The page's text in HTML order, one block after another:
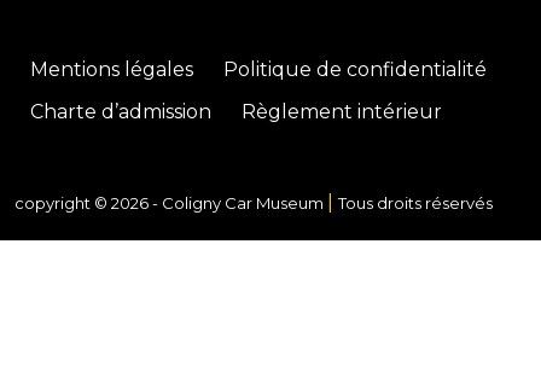
Mentions légales
Politique de confidentialité
Charte d’admission
Règlement intérieur
copyright © 2026 - Coligny Car Museum |Tous droits réservés